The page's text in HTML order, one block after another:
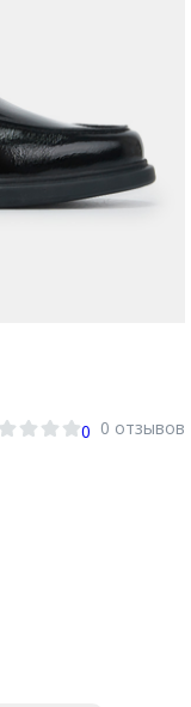
0 0 отзывов